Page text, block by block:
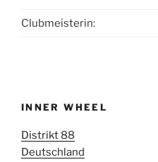
Clubmeisterin:
INNER WHEEL
Distrikt 88
Deutschland